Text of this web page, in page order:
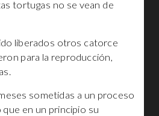
tortugas no se vean de
liberados otros catorce
para la reproducción,
sometidas a un proceso
en un principio su